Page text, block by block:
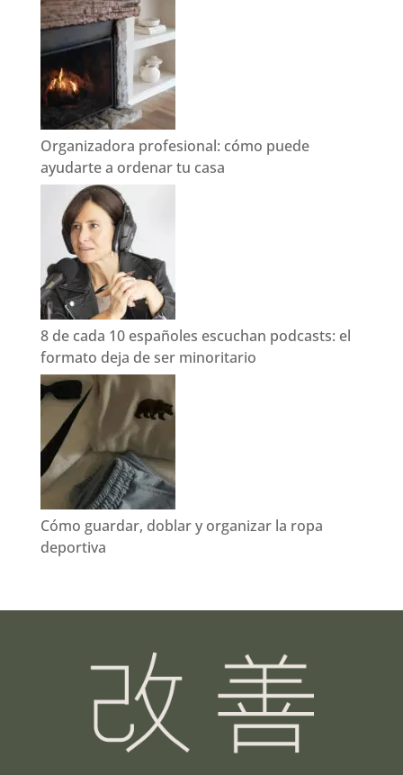
Organizadora profesional: cómo puede
ayudarte a ordenar tu casa
8 de cada 10 españoles escuchan podcasts: el
formato deja de ser minoritario
Cómo guardar, doblar y organizar la ropa
deportiva